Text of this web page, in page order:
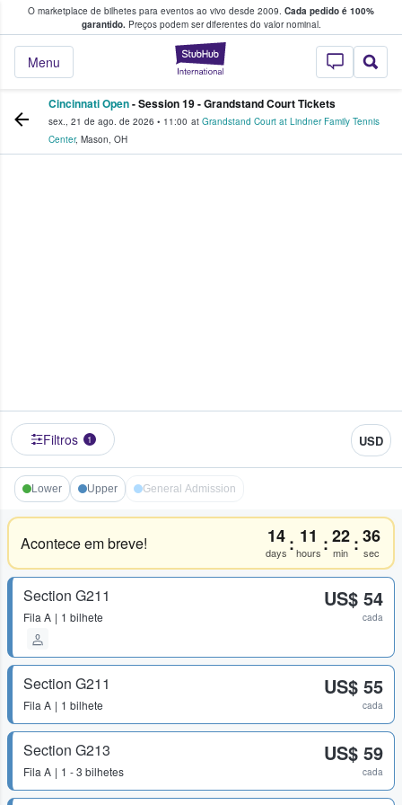
O marketplace de bilhetes para eventos ao vivo desde 2009. Cada pedido é 100%
garantido.Preços podem ser diferentes do valor nominal.
StubHub – onde
Menu
fãs compram e vendem bilhetes
Cincinnati Open- Session 19 - Grandstand Court Tickets
sex., 21 de ago. de 2026 • 11:00 at Grandstand Court at Lindner Family Tennis
Center, Mason, OH
Filtros 1 USD
Lower Upper General Admission
Acontece em breve! 14
days : 11
hours :22
min :36
sec
Section G211
Fila A 1 bilhete
US$ 54
cada
Section G211
Fila A 1 bilhete
US$ 55
cada
Section G213
Fila A 1 - 3 bilhetes
US$ 59
cada